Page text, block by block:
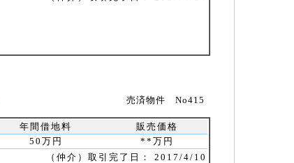
売済物件 No415
年間借地料
販売価格
50万円
**万円
（仲介）取引完了日： 2017/4/10